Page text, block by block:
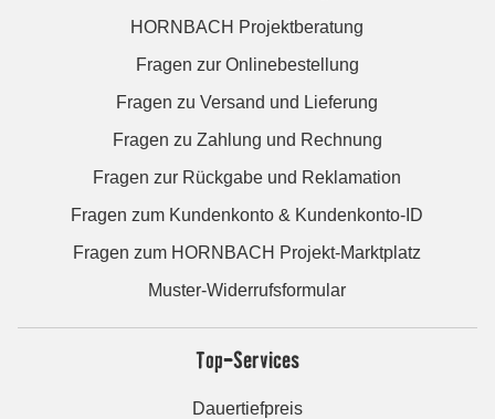
HORNBACH Projektberatung
Fragen zur Onlinebestellung
Fragen zu Versand und Lieferung
Fragen zu Zahlung und Rechnung
Fragen zur Rückgabe und Reklamation
Fragen zum Kundenkonto & Kundenkonto-ID
Fragen zum HORNBACH Projekt-Marktplatz
Muster-Widerrufsformular
Top-Services
Dauertiefpreis